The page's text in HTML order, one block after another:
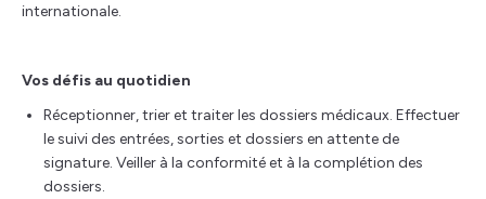
internationale.
Vos défis au quotidien
Réceptionner, trier et traiter les dossiers médicaux. Effectuer
le suivi des entrées, sorties et dossiers en attente de
signature. Veiller à la conformité et à la complétion des
dossiers.